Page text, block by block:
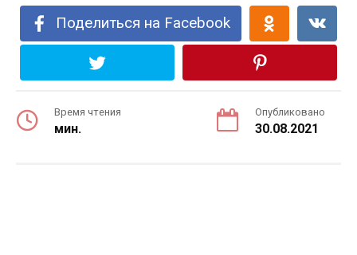
Поделиться на Facebook
Время чтения
мин.
Опубликовано
30.08.2021